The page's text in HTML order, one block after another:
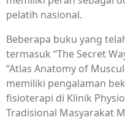
pelatih nasional.
Beberapa buku yang
termasuk “The Secret
“Atlas Anatomy of
memiliki pengalaman
fisioterapi di Klinik
Tradisional Masyarakat